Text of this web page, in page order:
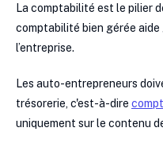
La comptabilité est le pilier
comptabilité bien gérée
l’entreprise.
Les auto-entrepreneurs
trésorerie, c'est-à-dire
uniquement sur le contenu